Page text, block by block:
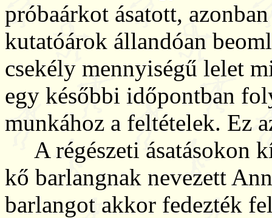
próbaárkot ásatott,
kutatóárok állandóan
csekély mennyiségű lelet
egy későbbi időpontban
munkához a feltételek. Ez
A régészeti ásatásokon
kő barlangnak nevezett
barlangot akkor fedezték